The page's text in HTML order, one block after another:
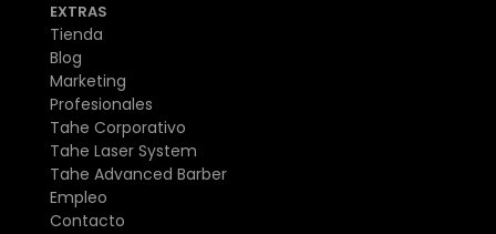
EXTRAS
Tienda
Blog
Marketing
Profesionales
Tahe Corporativo
Tahe Laser System
Tahe Advanced Barber
Empleo
Contacto